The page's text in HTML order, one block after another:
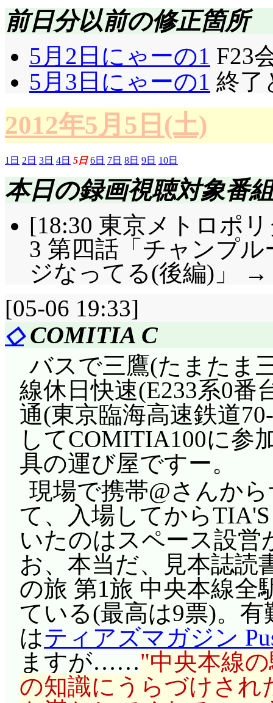
前日分以前の修正箇所
5月2日にゃーの1 F23
5月3日にゃーの1 終了
2012年5月5日(土)
1日 2日 3日 4日 5日 6日 7日 8日 9日 10日
本日の録画視聴対象番組
[18:30 東京メトロポ
3 第四話「チャンプ
ジなってる(後編)」 →
[05-06 19:33]
◇COMITIA C
バスで三鷹(たまたま
線休日快速(E233系0番
通(東京臨海高速鉄道
してCOMITIA100に参
具の運び屋ですー。
現場で携帯@さんか
て、入場してから
いたのはスペース設
お、本当だ、見本誌読
の旅 第1旅 中央本線全
ている(最高は9票)。
はティアズマガジン
ますが…… 中央本線
の知識にうらづけされ